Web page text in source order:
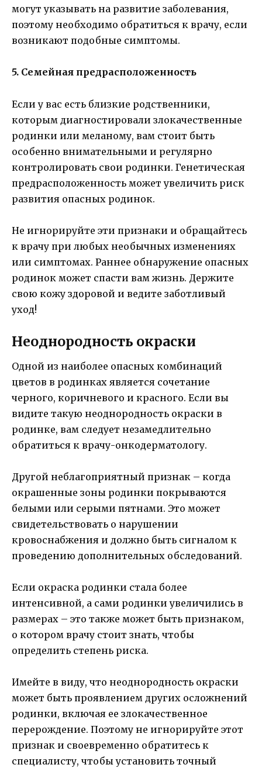
могут указывать на развитие заболевания,
поэтому необходимо обратиться к врачу, если
возникают подобные симптомы.
5. Семейная предрасположенность
Если у вас есть близкие родственники,
которым диагностировали злокачественные
родинки или меланому, вам стоит быть
особенно внимательными и регулярно
контролировать свои родинки. Генетическая
предрасположенность может увеличить риск
развития опасных родинок.
Не игнорируйте эти признаки и обращайтесь
к врачу при любых необычных изменениях
или симптомах. Раннее обнаружение опасных
родинок может спасти вам жизнь. Держите
свою кожу здоровой и ведите заботливый
уход!
Неоднородность окраски
Одной из наиболее опасных комбинаций
цветов в родинках является сочетание
черного, коричневого и красного. Если вы
видите такую неоднородность окраски в
родинке, вам следует незамедлительно
обратиться к врачу-онкодерматологу.
Другой неблагоприятный признак – когда
окрашенные зоны родинки покрываются
белыми или серыми пятнами. Это может
свидетельствовать о нарушении
кровоснабжения и должно быть сигналом к
проведению дополнительных обследований.
Если окраска родинки стала более
интенсивной, а сами родинки увеличились в
размерах – это также может быть признаком,
о котором врачу стоит знать, чтобы
определить степень риска.
Имейте в виду, что неоднородность окраски
может быть проявлением других осложнений
родинки, включая ее злокачественное
перерождение. Поэтому не игнорируйте этот
признак и своевременно обратитесь к
специалисту, чтобы установить точный